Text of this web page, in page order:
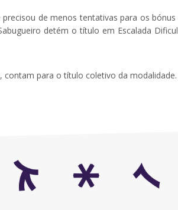
de menos tentativas para os bónus
detém o título em Escalada
contam para o título coletivo da modalidade.